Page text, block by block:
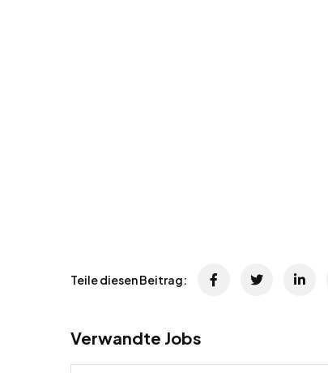
Teile diesen Beitrag:
Verwandte Jobs